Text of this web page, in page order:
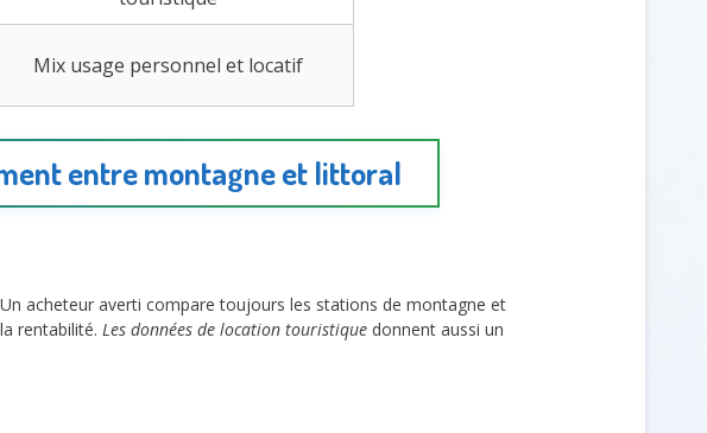
Mix usage personnel et locatif
entre montagne et littoral
Un acheteur averti compare toujours les stations de montagne et
rentabilité. Les données de location touristique donnent aussi un